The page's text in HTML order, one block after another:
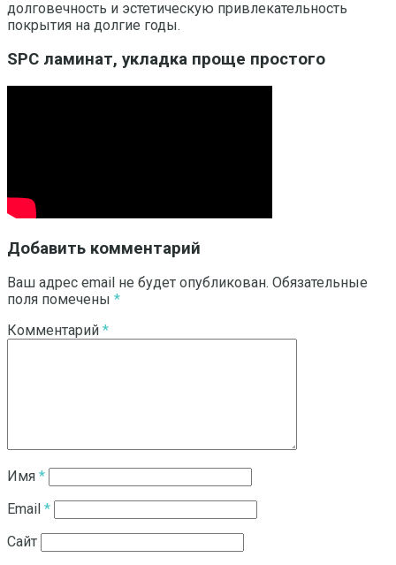
долговечность и эстетическую привлекательность
покрытия на долгие годы.
SPC ламинат, укладка проще простого
Добавить комментарий
Ваш адрес email не будет опубликован. Обязательные
поля помечены *
Комментарий *
Имя *
Email *
Сайт